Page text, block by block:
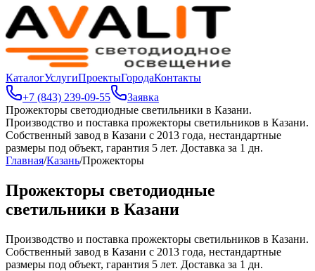
КаталогУслугиПроектыГородаКонтакты
+7 (843) 239-09-55
Заявка
Прожекторы светодиодные светильники в Казани.
Производство и поставка прожекторы светильников в Казани.
Собственный завод в Казани с 2013 года, нестандартные
размеры под объект, гарантия 5 лет. Доставка за 1 дн.
Главная/Казань/Прожекторы
Прожекторы светодиодные
светильники в Казани
Производство и поставка прожекторы светильников в Казани.
Собственный завод в Казани с 2013 года, нестандартные
размеры под объект, гарантия 5 лет. Доставка за 1 дн.